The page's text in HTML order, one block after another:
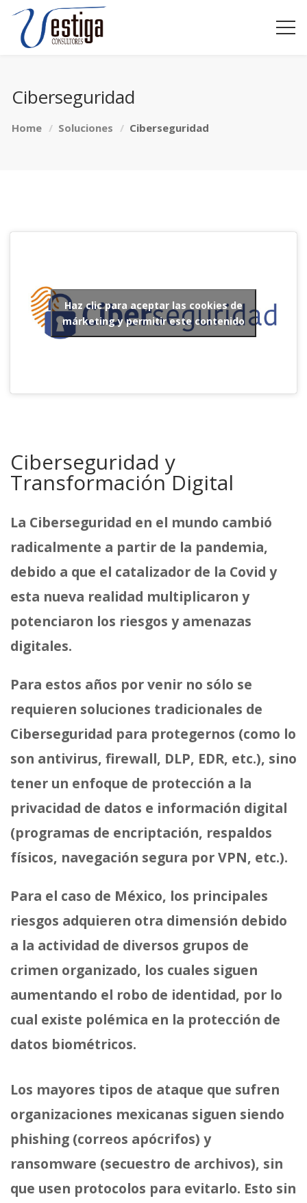
Ciberseguridad
Home Soluciones Ciberseguridad
Haz clic para aceptar las cookies de
márketing y permitir este contenido
Ciberseguridad y
Transformación Digital
La Ciberseguridad en el mundo cambió
radicalmente a partir de la pandemia,
debido a que el catalizador de la Covid y
esta nueva realidad multiplicaron y
potenciaron los riesgos y amenazas
digitales.
Para estos años por venir no sólo se
requieren soluciones tradicionales de
Ciberseguridad para protegernos (como lo
son antivirus, firewall, DLP, EDR, etc.), sino
tener un enfoque de protección a la
privacidad de datos e información digital
(programas de encriptación, respaldos
físicos, navegación segura por VPN, etc.).
Para el caso de México, los principales
riesgos adquieren otra dimensión debido
a la actividad de diversos grupos de
crimen organizado, los cuales siguen
aumentando el robo de identidad, por lo
cual existe polémica en la protección de
datos biométricos.
Los mayores tipos de ataque que sufren
organizaciones mexicanas siguen siendo
phishing (correos apócrifos) y
ransomware (secuestro de archivos), sin
que usen protocolos para evitarlo. Esto sin